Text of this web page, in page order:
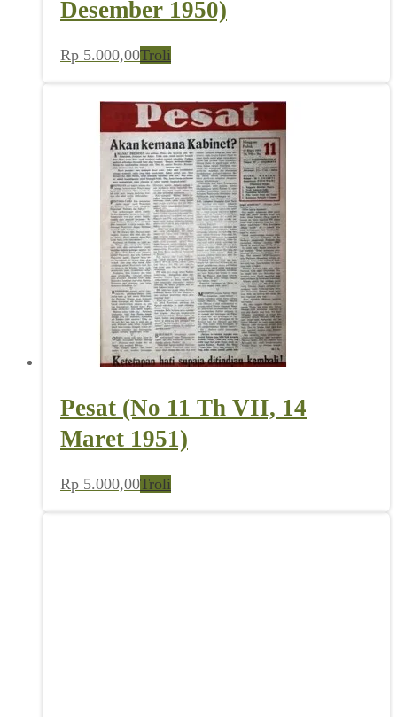
Desember 1950)
Rp 5.000,00Troli
Pesat (No 11 Th VII, 14
Maret 1951)
Rp 5.000,00Troli